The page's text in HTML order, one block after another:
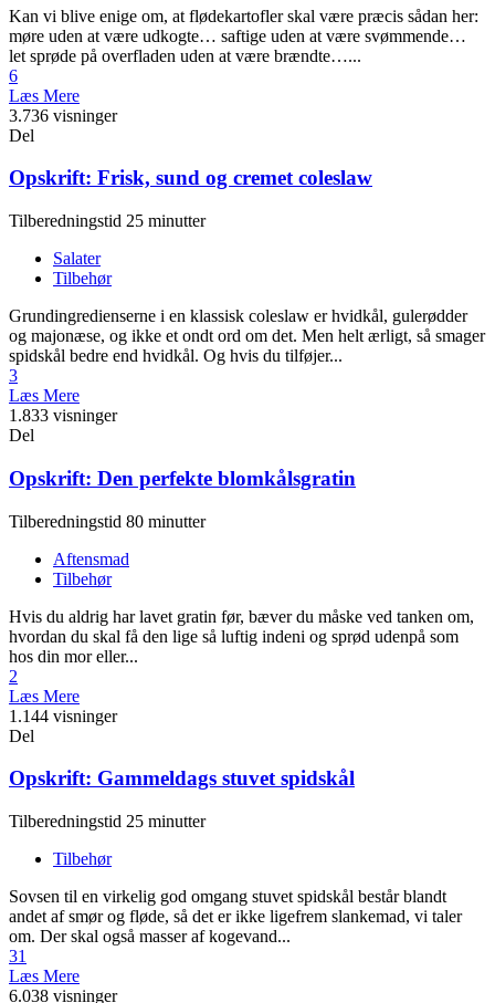
Kan vi blive enige om, at flødekartofler skal være præcis sådan her:
møre uden at være udkogte… saftige uden at være svømmende…
let sprøde på overfladen uden at være brændte…...
6
Læs Mere
3.736 visninger
Del
Opskrift: Frisk, sund og cremet coleslaw
Tilberedningstid 25 minutter
Salater
Tilbehør
Grundingredienserne i en klassisk coleslaw er hvidkål, gulerødder
og majonæse, og ikke et ondt ord om det. Men helt ærligt, så smager
spidskål bedre end hvidkål. Og hvis du tilføjer...
3
Læs Mere
1.833 visninger
Del
Opskrift: Den perfekte blomkålsgratin
Tilberedningstid 80 minutter
Aftensmad
Tilbehør
Hvis du aldrig har lavet gratin før, bæver du måske ved tanken om,
hvordan du skal få den lige så luftig indeni og sprød udenpå som
hos din mor eller...
2
Læs Mere
1.144 visninger
Del
Opskrift: Gammeldags stuvet spidskål
Tilberedningstid 25 minutter
Tilbehør
Sovsen til en virkelig god omgang stuvet spidskål består blandt
andet af smør og fløde, så det er ikke ligefrem slankemad, vi taler
om. Der skal også masser af kogevand...
31
Læs Mere
6.038 visninger